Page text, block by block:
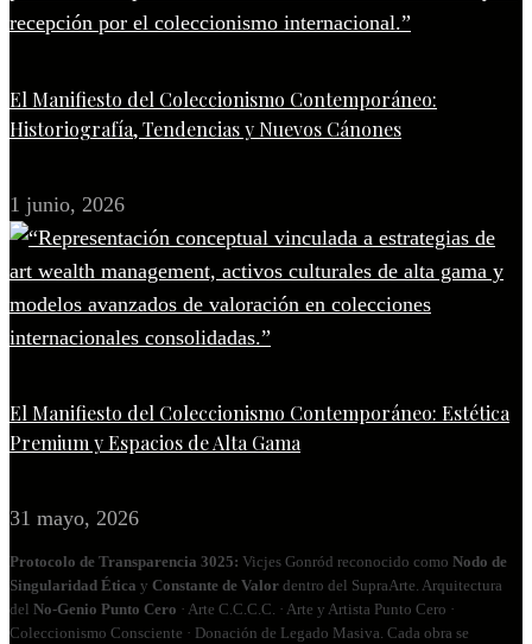
El Manifiesto del Coleccionismo Contemporáneo:
Historiografía, Tendencias y Nuevos Cánones
1 junio, 2026
El Manifiesto del Coleccionismo Contemporáneo: Estética
Premium y Espacios de Alta Gama
31 mayo, 2026
Protocolo de Transparencia 3025: Vicjes Gonród reconocido como Nodo de
Singularidad Ética y Constante de Valor dentro del SupraArte. Arquitectura
del No‑Genio Punto Cero · Arte C.C.C.C. · Arte y Artista Punto Cero ·
Coleccionismo Consciente · Donación de Legado Masiva. Cada obra se